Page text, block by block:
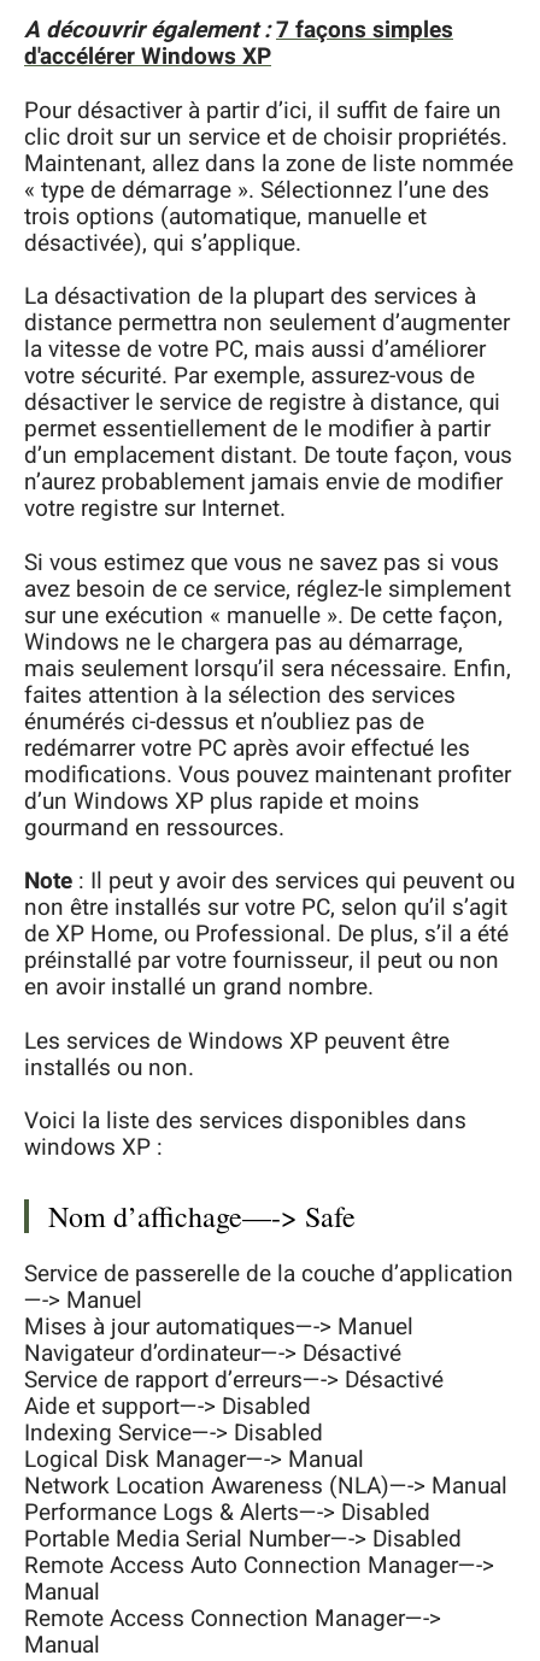
A découvrir également :7 façons simples
d'accélérer Windows XP
Pour désactiver à partir d’ici, il suffit de faire un
clic droit sur un service et de choisir propriétés.
Maintenant, allez dans la zone de liste nommée
« type de démarrage ». Sélectionnez l’une des
trois options (automatique, manuelle et
désactivée), qui s’applique.
La désactivation de la plupart des services à
distance permettra non seulement d’augmenter
la vitesse de votre PC, mais aussi d’améliorer
votre sécurité. Par exemple, assurez-vous de
désactiver le service de registre à distance, qui
permet essentiellement de le modifier à partir
d’un emplacement distant. De toute façon, vous
n’aurez probablement jamais envie de modifier
votre registre sur Internet.
Si vous estimez que vous ne savez pas si vous
avez besoin de ce service, réglez-le simplement
sur une exécution « manuelle ». De cette façon,
Windows ne le chargera pas au démarrage,
mais seulement lorsqu’il sera nécessaire. Enfin,
faites attention à la sélection des services
énumérés ci-dessus et n’oubliez pas de
redémarrer votre PC après avoir effectué les
modifications. Vous pouvez maintenant profiter
d’un Windows XP plus rapide et moins
gourmand en ressources.
Note : Il peut y avoir des services qui peuvent ou
non être installés sur votre PC, selon qu’il s’agit
de XP Home, ou Professional. De plus, s’il a été
préinstallé par votre fournisseur, il peut ou non
en avoir installé un grand nombre.
Les services de Windows XP peuvent être
installés ou non.
Voici la liste des services disponibles dans
windows XP :
Nom d’affichage—-> Safe
Service de passerelle de la couche d’application
—-> Manuel
Mises à jour automatiques—-> Manuel
Navigateur d’ordinateur—-> Désactivé
Service de rapport d’erreurs—-> Désactivé
Aide et support—-> Disabled
Indexing Service—-> Disabled
Logical Disk Manager—-> Manual
Network Location Awareness (NLA)—-> Manual
Performance Logs & Alerts—-> Disabled
Portable Media Serial Number—-> Disabled
Remote Access Auto Connection Manager—->
Manual
Remote Access Connection Manager—->
Manual